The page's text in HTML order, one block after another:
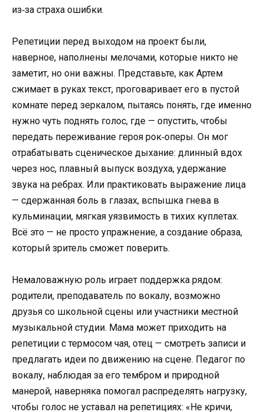
из‑за страха ошибки.
Репетиции перед выходом на проект были,
наверное, наполнены мелочами, которые никто не
заметит, но они важны. Представьте, как Артем
сжимает в руках текст, проговаривает его в пустой
комнате перед зеркалом, пытаясь понять, где именно
нужно чуть поднять голос, где — опустить, чтобы
передать переживание героя рок‑оперы. Он мог
отрабатывать сценическое дыхание: длинный вдох
через нос, плавный выпуск воздуха, удержание
звука на ребрах. Или практиковать выражение лица
— сдержанная боль в глазах, вспышка гнева в
кульминации, мягкая уязвимость в тихих куплетах.
Всё это — не просто упражнение, а создание образа,
который зритель сможет поверить.
Немаловажную роль играет поддержка рядом:
родители, преподаватель по вокалу, возможно
друзья со школьной сцены или участники местной
музыкальной студии. Мама может приходить на
репетиции с термосом чая, отец — смотреть записи и
предлагать идеи по движению на сцене. Педагог по
вокалу, наблюдая за его тембром и природной
манерой, наверняка помогал распределять нагрузку,
чтобы голос не уставал на репетициях: «Не кричи,